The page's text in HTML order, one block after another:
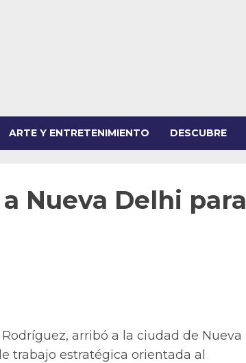
ARTE Y ENTRETENIMIENTO DESCUBRE
Nueva Delhi para
arribó a la ciudad de Nueva
trabajo estratégica orientada al